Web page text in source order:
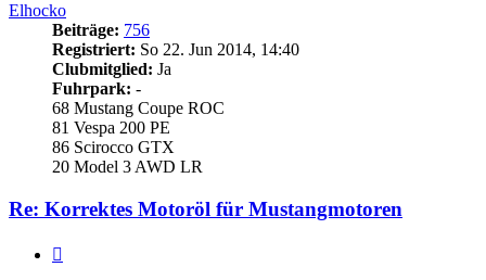
Elhocko
Beiträge: 756
Registriert: So 22. Jun 2014, 14:40
Clubmitglied: Ja
Fuhrpark: -
68 Mustang Coupe ROC
81 Vespa 200 PE
86 Scirocco GTX
20 Model 3 AWD LR
Re: Korrektes Motoröl für Mustangmotoren